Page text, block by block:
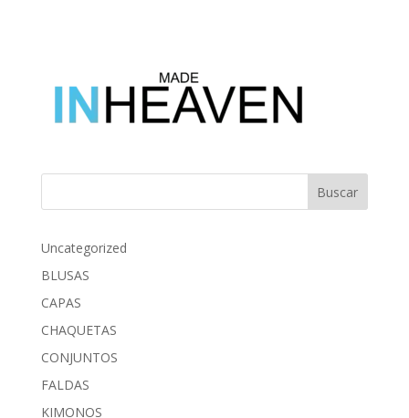
Buscar
Uncategorized
BLUSAS
CAPAS
CHAQUETAS
CONJUNTOS
FALDAS
KIMONOS